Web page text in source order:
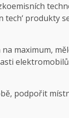
tech‘ produkty
maximum,
podpořit